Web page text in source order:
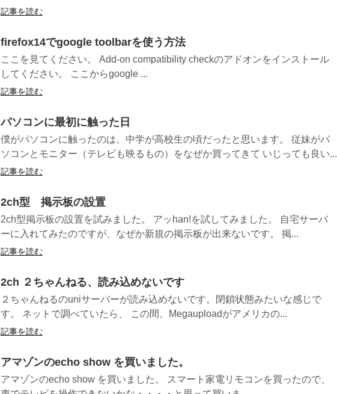
記事を読む
firefox14でgoogle toolbarを使う方法
ここを見てください。 Add-on compatibility checkのアドオンをインストール
してください。 ここからgoogle ...
記事を読む
パソコンに最初に触った日
僕がパソコンに触ったのは、中学が高校生の頃だったと思います。 従妹がパ
ソコンとモニター（テレビも映るもの）をなぜか買ってきて いじっても良い...
記事を読む
2ch型 掲示板の設置
2ch型掲示板の設置を試みました。 アッhan!を試してみました。 自宅サーバ
ーに入れてみたのですが、なぜか新規の掲示板が出来ないです。 掲...
記事を読む
2ch ２ちゃんねる、読み込めないです
２ちゃんねるのuniサーバーが読み込めないです。閉鎖状態みたいな感じで
す。 ネットで調べていたら、 この間、Megauploadがアメリカの...
記事を読む
アマゾンのecho show を買いました。
アマゾンのecho show を買いました。 スマート家電リモコンを買ったので、